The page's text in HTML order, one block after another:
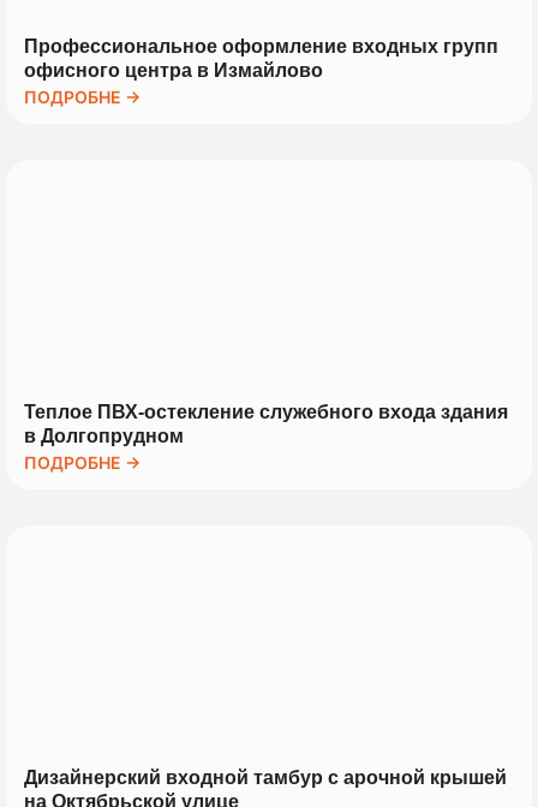
Профессиональное оформление входных групп
офисного центра в Измайлово
ПОДРОБНЕ →
Теплое ПВХ-остекление служебного входа здания
в Долгопрудном
ПОДРОБНЕ →
Дизайнерский входной тамбур с арочной крышей
на Октябрьской улице